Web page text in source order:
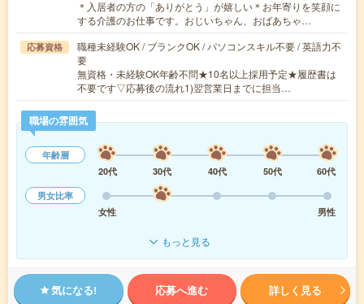
＊入居者の方の「ありがとう」が嬉しい＊お年寄りを笑顔に
する介護のお仕事です。おじいちゃん、おばあちゃ…
応募資格
職種未経験OK / ブランクOK / パソコンスキル不要 / 英語力不
要
無資格・未経験OK年齢不問★10名以上採用予定★履歴書は
不要です▽応募後の流れ1)翌営業日までに担当…
職場の雰囲気
年齢層
20代
30代 40代 50代
60代
男女比率
女性
男性
もっと見る
気になる! 応募へ進む 詳しく見る